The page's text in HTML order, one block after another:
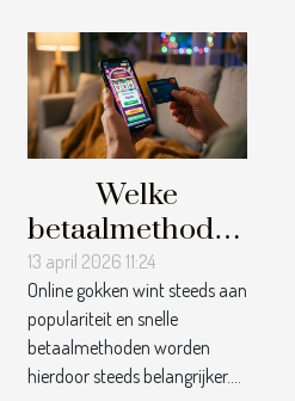
Welke
betaalmethoden
zijn het snelst
voor online
goktransacties?
13 april 2026 11:24
Online gokken wint steeds aan
populariteit en snelle
betaalmethoden worden
hierdoor steeds belangrijker....